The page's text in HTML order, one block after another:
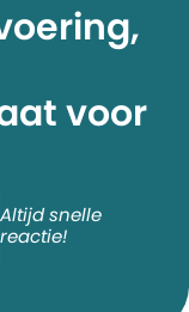
voor
Altijd snelle
reactie!